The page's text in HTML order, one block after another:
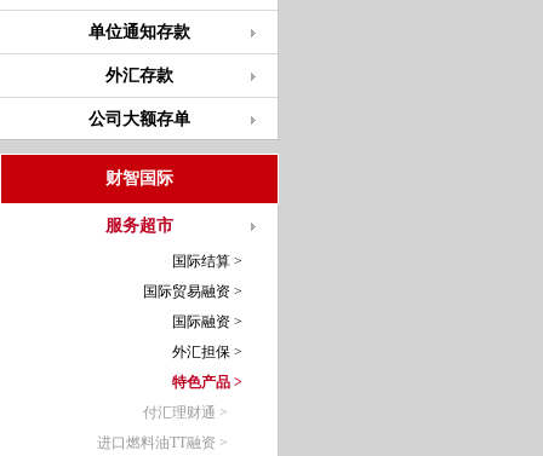
单位通知存款
外汇存款
公司大额存单
财智国际
服务超市
国际结算 >
国际贸易融资 >
国际融资 >
外汇担保 >
特色产品 >
付汇理财通 >
进口燃料油TT融资 >